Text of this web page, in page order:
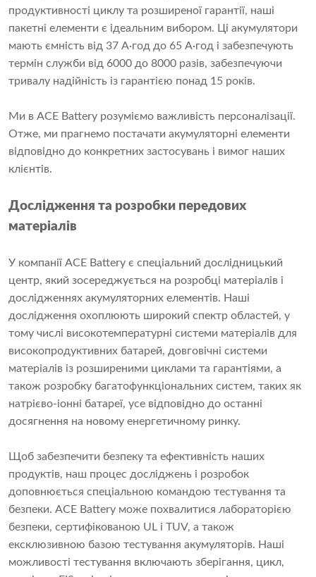
продуктивності циклу та розширеної гарантії, наші
пакетні елементи є ідеальним вибором. Ці акумулятори
мають ємність від 37 А·год до 65 А·год і забезпечують
термін служби від 6000 до 8000 разів, забезпечуючи
тривалу надійність із гарантією понад 15 років.
Ми в ACE Battery розуміємо важливість персоналізації.
Отже, ми прагнемо постачати акумуляторні елементи
відповідно до конкретних застосувань і вимог наших
клієнтів.
Дослідження та розробки передових
матеріалів
У компанії ACE Battery є спеціальний дослідницький
центр, який зосереджується на розробці матеріалів і
дослідженнях акумуляторних елементів. Наші
дослідження охоплюють широкий спектр областей, у
тому числі високотемпературні системи матеріалів для
високопродуктивних батарей, довговічні системи
матеріалів із розширеними циклами та гарантіями, а
також розробку багатофункціональних систем, таких як
натрієво-іонні батареї, усе відповідно до останні
досягнення на новому енергетичному ринку.
Щоб забезпечити безпеку та ефективність наших
продуктів, наш процес досліджень і розробок
доповнюється спеціальною командою тестування та
безпеки. ACE Battery може похвалитися лабораторією
безпеки, сертифікованою UL і TUV, а також
ексклюзивною базою тестування акумуляторів. Наші
можливості тестування включають зберігання, цикл,